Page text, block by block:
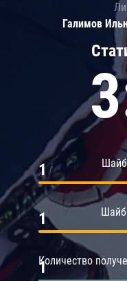
1
1
Количество
1
Галимов